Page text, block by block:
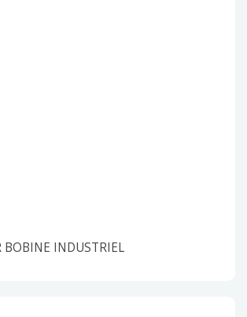
BOBINE INDUSTRIEL